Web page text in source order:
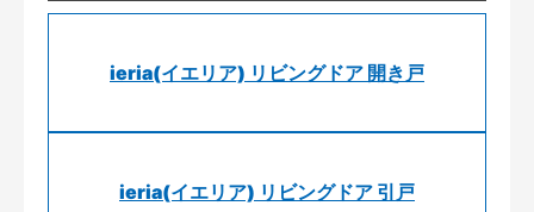
ieria(イエリア) リビングドア 開き戸
ieria(イエリア) リビングドア 引戸